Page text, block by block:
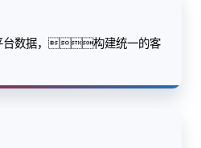
台数据，构建统一的客